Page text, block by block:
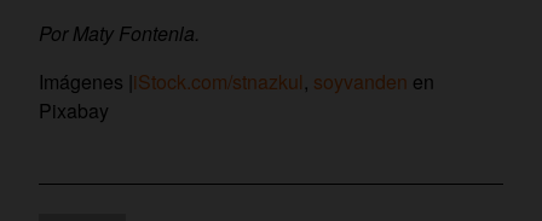
Por Maty Fontenla.
Imágenes |iStock.com/stnazkul, soyvanden en
Pixabay